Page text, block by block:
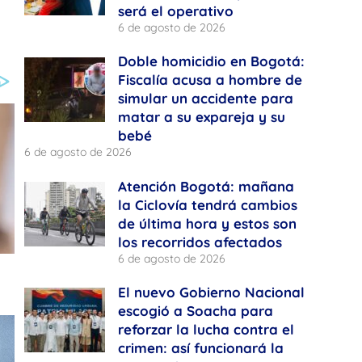
será el operativo
6 de agosto de 2026
Doble homicidio en Bogotá:
Fiscalía acusa a hombre de
simular un accidente para
matar a su expareja y su
bebé
6 de agosto de 2026
Atención Bogotá: mañana
la Ciclovía tendrá cambios
de última hora y estos son
los recorridos afectados
6 de agosto de 2026
El nuevo Gobierno Nacional
escogió a Soacha para
reforzar la lucha contra el
crimen: así funcionará la